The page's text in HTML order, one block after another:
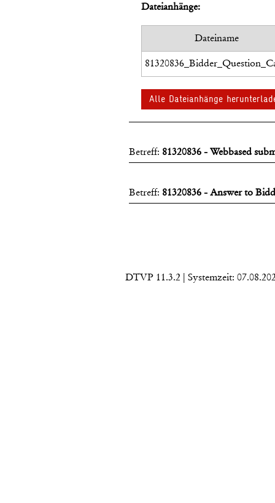
Dateianhänge:
Dateiname
Alle Dateianhänge
Betreff: 81320836 - Webbased
Betreff: 81320836 - Answer to
DTVP 11.3.2 | Systemzeit: